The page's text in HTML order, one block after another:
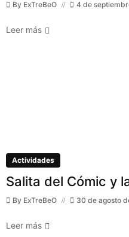
By ExTreBeO 4 de
Leer más
Actividades
Salita del Cómic y
By ExTreBeO 30 de agosto
Leer más